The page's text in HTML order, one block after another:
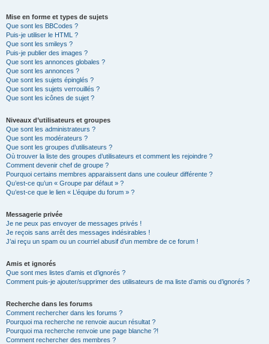
Mise en forme et types de sujets
Que sont les BBCodes ?
Puis-je utiliser le HTML ?
Que sont les smileys ?
Puis-je publier des images ?
Que sont les annonces globales ?
Que sont les annonces ?
Que sont les sujets épinglés ?
Que sont les sujets verrouillés ?
Que sont les icônes de sujet ?
Niveaux d’utilisateurs et groupes
Que sont les administrateurs ?
Que sont les modérateurs ?
Que sont les groupes d’utilisateurs ?
Où trouver la liste des groupes d’utilisateurs et comment les rejoindre ?
Comment devenir chef de groupe ?
Pourquoi certains membres apparaissent dans une couleur différente ?
Qu’est-ce qu’un « Groupe par défaut » ?
Qu’est-ce que le lien « L’équipe du forum » ?
Messagerie privée
Je ne peux pas envoyer de messages privés !
Je reçois sans arrêt des messages indésirables !
J’ai reçu un spam ou un courriel abusif d’un membre de ce forum !
Amis et ignorés
Que sont mes listes d’amis et d’ignorés ?
Comment puis-je ajouter/supprimer des utilisateurs de ma liste d’amis ou d’ignorés ?
Recherche dans les forums
Comment rechercher dans les forums ?
Pourquoi ma recherche ne renvoie aucun résultat ?
Pourquoi ma recherche renvoie une page blanche ?!
Comment rechercher des membres ?